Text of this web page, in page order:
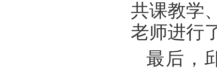
共课教学
老师进行
最后，